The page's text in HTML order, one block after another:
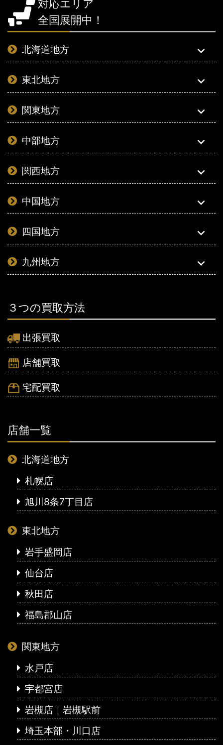
対応エリア
全国展開中！
北海道地方
東北地方
関東地方
中部地方
関西地方
中国地方
四国地方
九州地方
３つの買取方法
出張買取
店舗買取
宅配買取
店舗一覧
北海道地方
札幌店
旭川8条7丁目店
東北地方
岩手盛岡店
仙台店
秋田店
福島郡山店
関東地方
水戸店
宇都宮店
岩槻店｜岩槻駅前
埼玉本部・川口店